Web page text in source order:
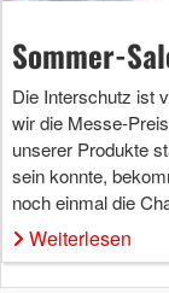
Sommer-
Die Interschutz ist
wir die Messe-
unserer Produkte
sein konnte,
noch einmal die
Weiterlesen